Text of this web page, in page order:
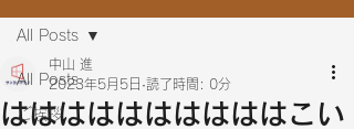
All Posts
ご挨拶
All Posts
ははははははははははこい
中山 進
2023年5月5日 読了時間: 0分